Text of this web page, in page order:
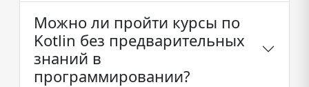
Можно ли пройти курсы по
Kotlin без предварительных
знаний в
программировании?